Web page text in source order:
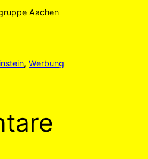
Aachen
, Werbung